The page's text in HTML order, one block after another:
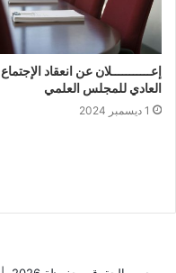
إعـــــــــــلان عن انعقاد الإجتماع
العادي للمجلس العلمي
1 ديسمبر 2024